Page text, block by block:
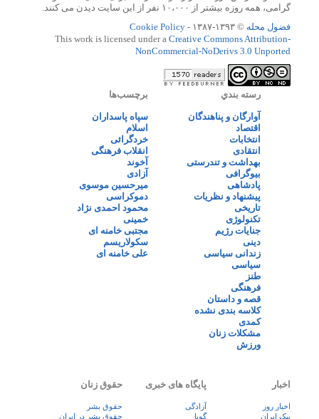
گرامی، همه روزه بیشتر از ۱۰،۰۰۰ نفر از این سایت دیدن می کنند.
فضول محله © ۱۳۹۳-۱۳۸۷ -
Cookie Policy
This work is licensed under a Creative Commons Attribution-
NonCommercial-NoDerivs 3.0 Unported
رسته بندي
آوارگان و پناهندگان
اقتصاد
انتخابات
انتقادی
بهداشت و تندرستی
بیوگرافی
پادشاهی
پیشنهاد و نظریات
تاریخی
تکنولوژی
جنایات رژیم
دینی
زندانی سیاسی
سیاسی
طنز
فرهنگی
قصه و داستان
کلاسه بندی نشده
کمدی
مشکلات زنان
ورزش
برچسب‌ها
سپاه پاسداران
اسلام
خردگرائی
انقلاب فرهنگی
آخوند
آزادی
میرحسین موسوی
دموکراسی
محمود احمدی نژاد
خمینی
مجتبی خامنه ای
سکولاریسم
علی خامنه ای
اخبار
اخبار روز
پيک ايران
پایگاه های خبری
آزادگی
گویا
حقوق زنان
حقوق بشر
حقوق بشر در ایران